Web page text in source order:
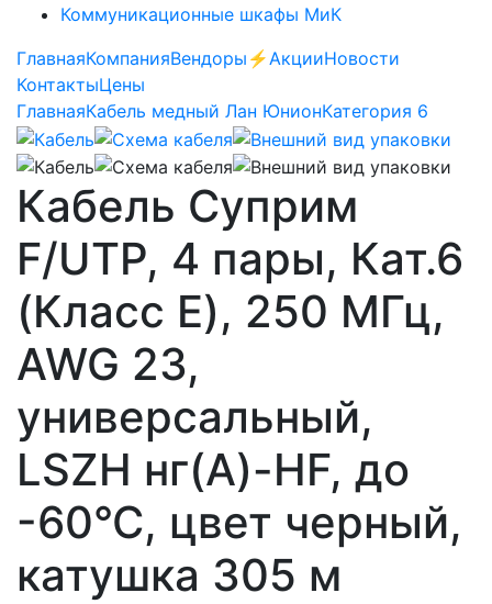
Коммуникационные шкафы МиК
ГлавнаяКомпанияВендоры ⚡️АкцииНовости
КонтактыЦены
ГлавнаяКабель медный Лан ЮнионКатегория 6
Кабель Суприм
F/UTP, 4 пары, Кат.6
(Класс E), 250 МГц,
AWG 23,
универсальный,
LSZH нг(A)-HF, до
-60°С, цвет черный,
катушка 305 м